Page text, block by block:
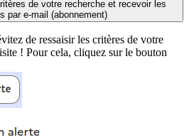
de votre recherche et recevoir les
par e-mail (abonnement)
de ressaisir les critères de votre
! Pour cela, cliquez sur le bouton